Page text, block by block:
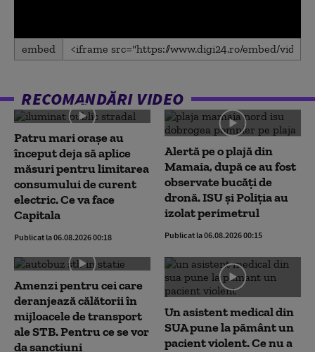
0
seconds
embed
RECOMANDĂRI VIDEO
Patru mari orașe au
început deja să aplice
măsuri pentru limitarea
consumului de curent
electric. Ce va face
Capitala
Publicat la 06.08.2026 00:18
Alertă pe o plajă din
Mamaia, după ce au fost
observate bucăți de
dronă. ISU și Poliția au
izolat perimetrul
Publicat la 06.08.2026 00:15
Amenzi pentru cei care
deranjează călătorii în
mijloacele de transport
ale STB. Pentru ce se vor
da sancțiuni
Un asistent medical din
SUA pune la pământ un
pacient violent. Ce nu a